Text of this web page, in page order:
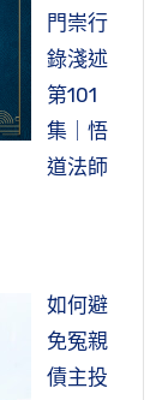
門崇行
錄淺述
第101
集｜悟
道法師
如何避
免冤親
債主投